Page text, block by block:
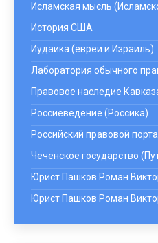
Исламская мысль
История США
Иудаика (евреи и Израиль)
Лаборатория обычного
Правовое наследие
Россиеведение (Россика)
Российский правовой
Чеченское государство
Юрист Пашков Роман
Юрист Пашков Роман